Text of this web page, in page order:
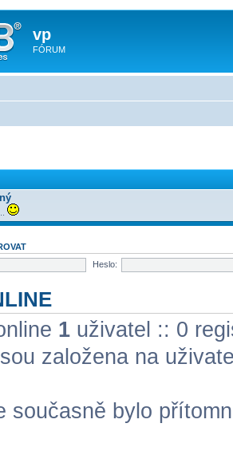
vp
FÓRUM
Heslo:
1 uživatel :: 0
založena na
současně bylo